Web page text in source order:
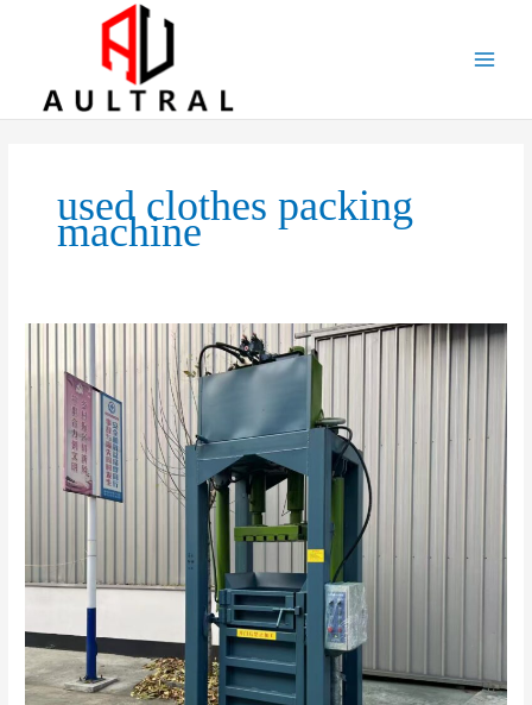
used clothes packing
machine
Role
Clothing
Baler
Machines
Recycling
Trade